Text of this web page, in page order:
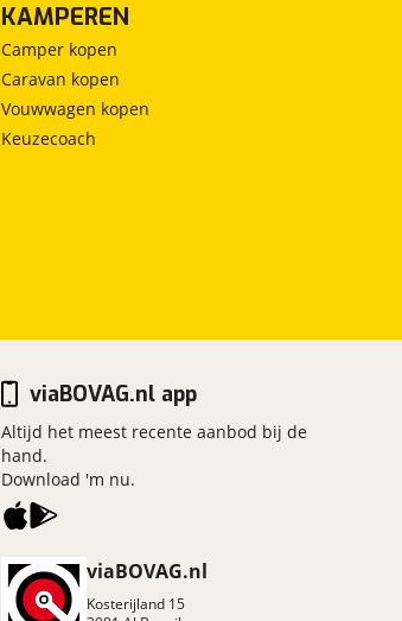
KAMPEREN
Camper kopen
Caravan kopen
Vouwwagen kopen
Keuzecoach
viaBOVAG.nl
Kosterijland 15
viaBOVAG.nl app
Altijd het meest recente aanbod bij de
hand.
Download 'm nu.